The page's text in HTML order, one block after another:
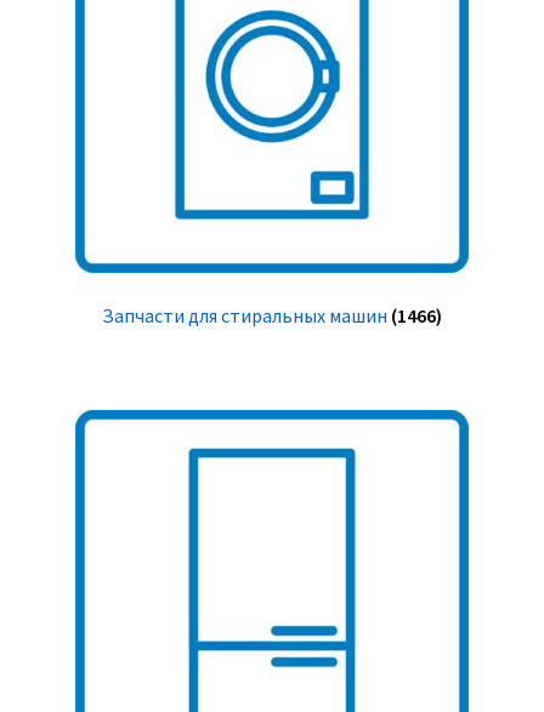
Запчасти для стиральных машин (1466)